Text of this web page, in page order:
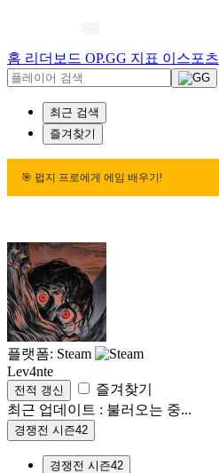
홈 리더보드 OP.GG 지표 이스포츠
최근 검색
즐겨찾기
🎯 펍지 프로에게 에임 배우기!
플랫폼: Steam
Lev4nte
전적 갱신
즐겨찾기
최근 업데이트 : 불러오는 중...
경쟁전 시즌42
경쟁전 시즌42